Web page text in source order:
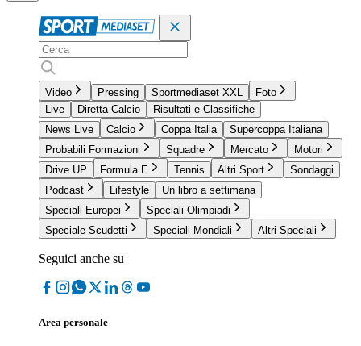
Video Pressing Sportmediaset XXL
Foto
Live
Diretta Calcio
Risultati e Classifiche
News Live
Calcio Coppa Italia
Supercoppa Italiana
Probabili Formazioni
Squadre Mercato
Motori
Drive UP
Formula E Tennis Altri Sport
Sondaggi
Podcast
Lifestyle
Un libro a settimana
Speciali Europei
Speciali Olimpiadi
Speciale Scudetti
Speciali Mondiali Altri Speciali
Seguici anche su
Area personale